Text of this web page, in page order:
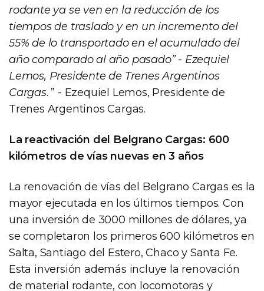
rodante ya se ven en la reducción de los
tiempos de traslado y en un incremento del
55% de lo transportado en el acumulado del
año comparado al año pasado” - Ezequiel
Lemos, Presidente de Trenes Argentinos
Cargas. ” - Ezequiel Lemos, Presidente de
Trenes Argentinos Cargas.
La reactivación del Belgrano Cargas: 600
kilómetros de vías nuevas en 3 años
La renovación de vías del Belgrano Cargas es la
mayor ejecutada en los últimos tiempos. Con
una inversión de 3000 millones de dólares, ya
se completaron los primeros 600 kilómetros en
Salta, Santiago del Estero, Chaco y Santa Fe.
Esta inversión además incluye la renovación
de material rodante, con locomotoras y